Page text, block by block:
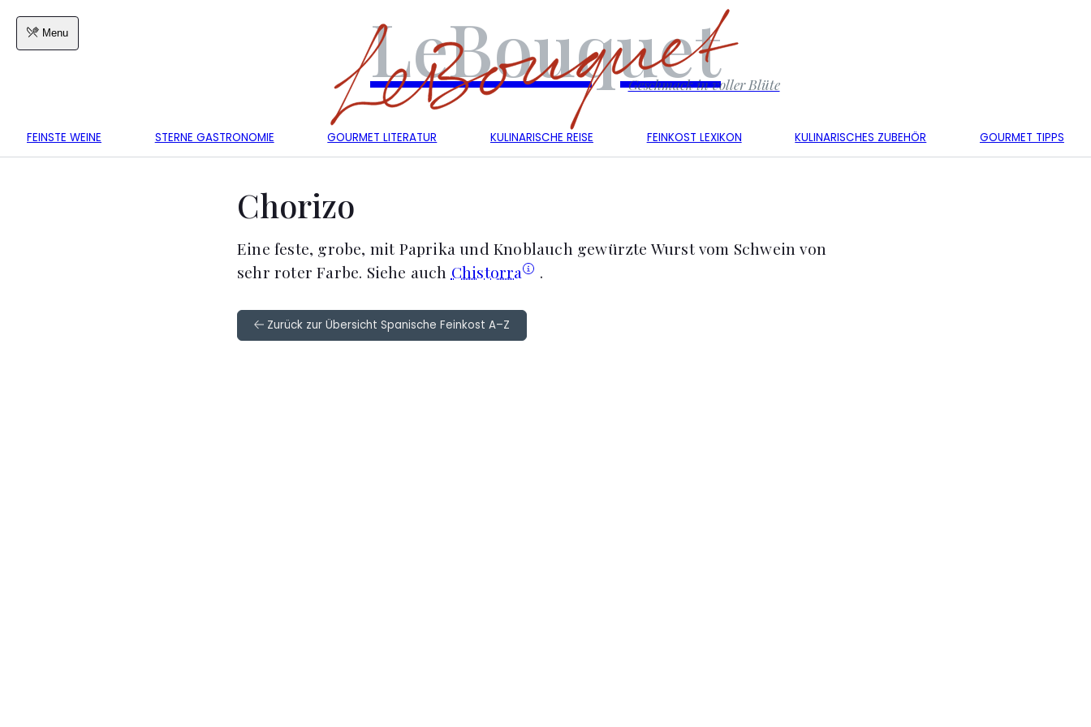
Menu LeBouquet
Geschmack in voller Blüte
FEINSTE WEINE STERNE GASTRONOMIE GOURMET LITERATUR KULINARISCHE REISE FEINKOST LEXIKON KULINARISCHES ZUBEHÖR GOURMET TIPPS
Chorizo
Eine feste, grobe, mit Paprika und Knoblauch gewürzte Wurst vom Schwein von
sehr roter Farbe. Siehe auch Chistorra .
Zurück zur Übersicht Spanische Feinkost A–Z